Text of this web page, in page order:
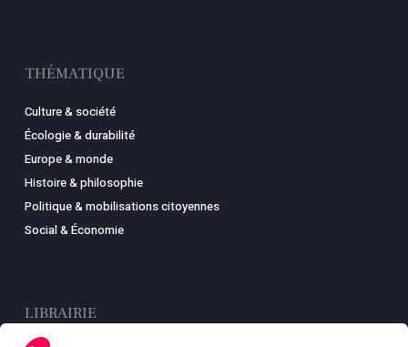
THÉMATIQUE
Culture & société
Écologie & durabilité
Europe & monde
Histoire & philosophie
Politique & mobilisations citoyennes
Social & Économie
LIBRAIRIE